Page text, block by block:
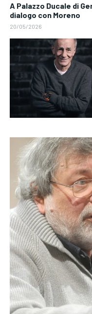
A Palazzo Ducale di
dialogo con Moreno
20/05/2026